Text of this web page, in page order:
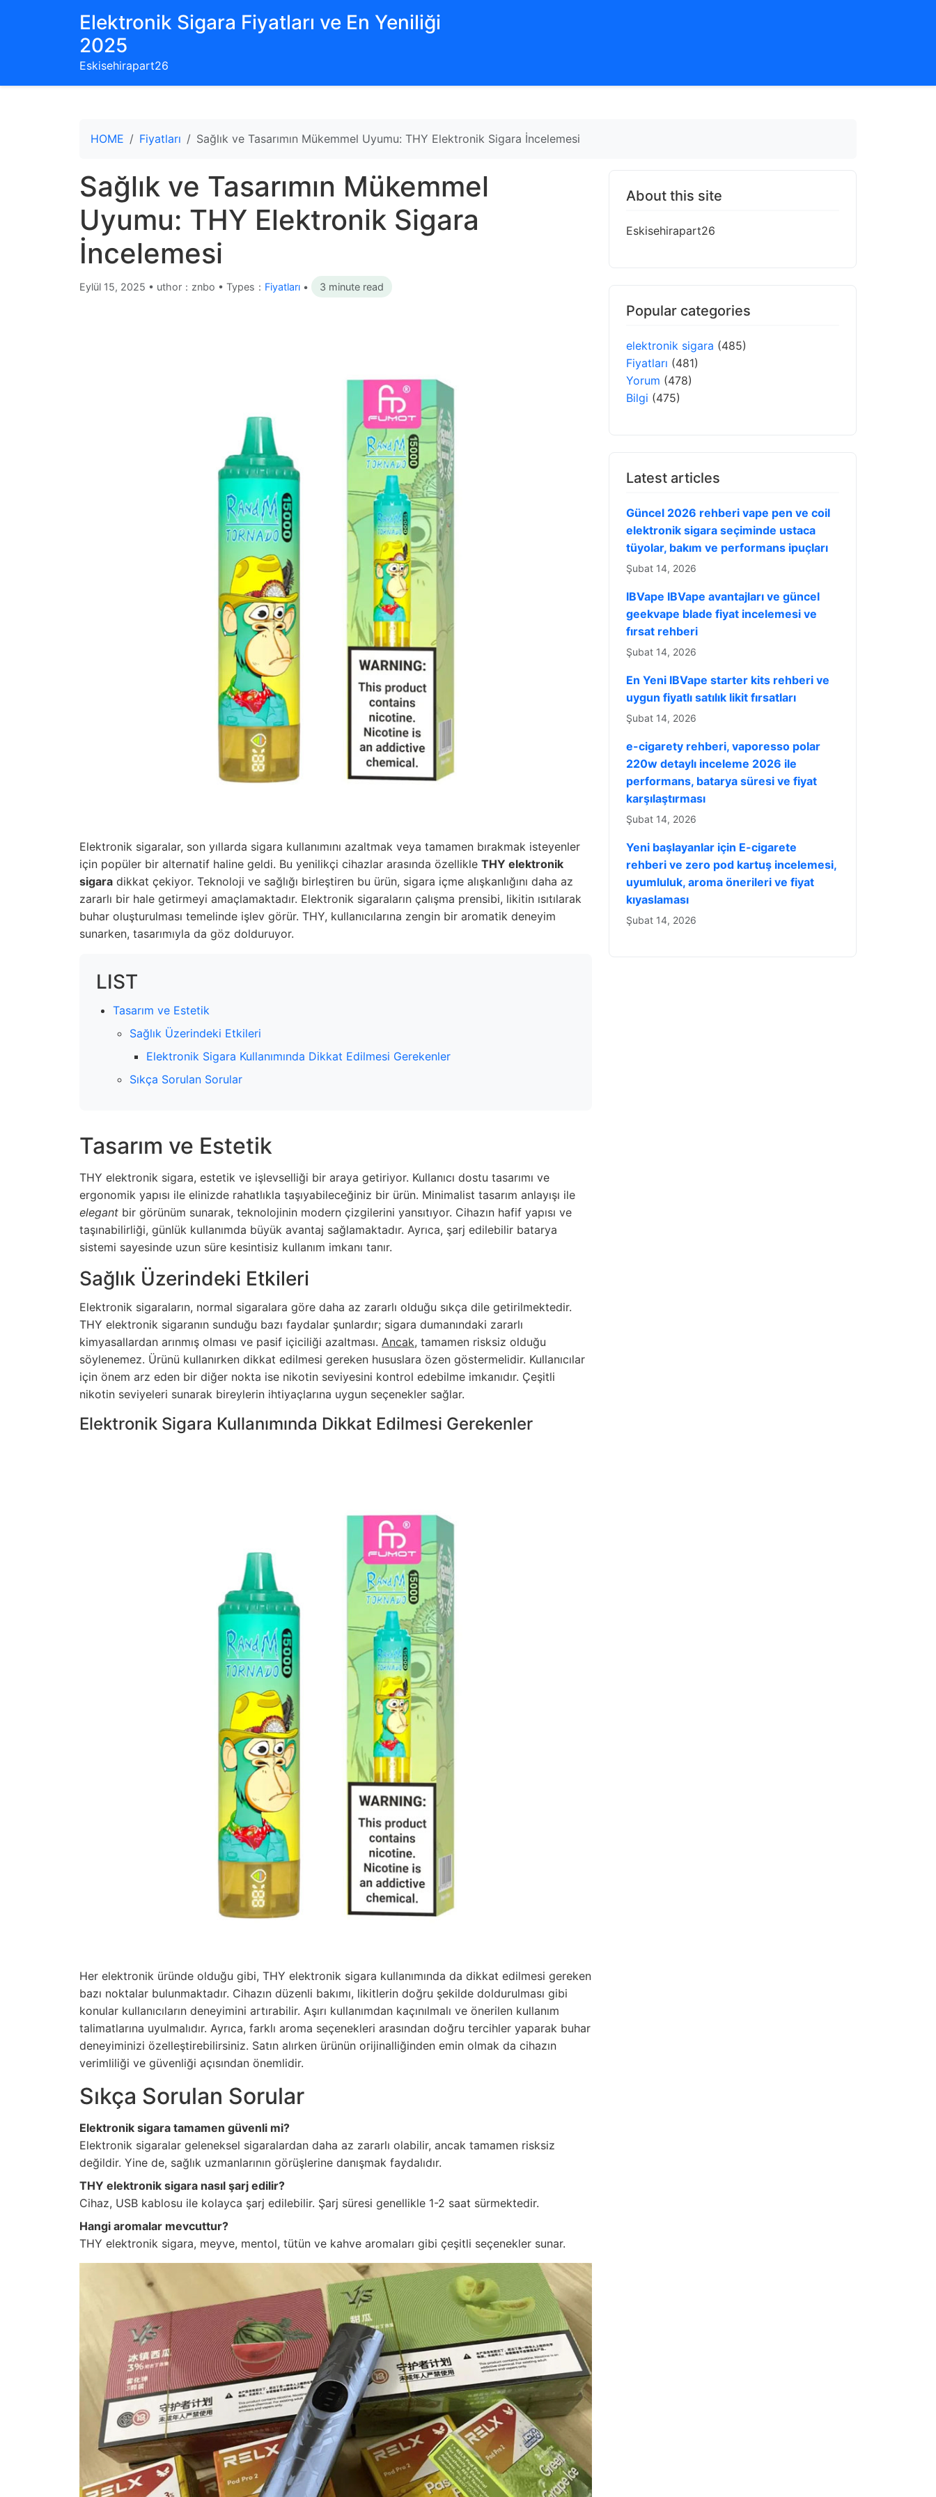
Elektronik Sigara Fiyatları ve En Yeniliği
2025
Eskisehirapart26
HOME Fiyatları Sağlık ve Tasarımın Mükemmel Uyumu: THY Elektronik Sigara İncelemesi
Sağlık ve Tasarımın Mükemmel
Uyumu: THY Elektronik Sigara
İncelemesi
Eylül 15, 2025 • uthor：znbo • Types： Fiyatları • 3 minute read
Elektronik sigaralar, son yıllarda sigara kullanımını azaltmak veya tamamen bırakmak isteyenler
için popüler bir alternatif haline geldi. Bu yenilikçi cihazlar arasında özellikle THY elektronik
sigara dikkat çekiyor. Teknoloji ve sağlığı birleştiren bu ürün, sigara içme alışkanlığını daha az
zararlı bir hale getirmeyi amaçlamaktadır. Elektronik sigaraların çalışma prensibi, likitin ısıtılarak
buhar oluşturulması temelinde işlev görür. THY, kullanıcılarına zengin bir aromatik deneyim
sunarken, tasarımıyla da göz dolduruyor.
LIST
Tasarım ve Estetik
Sağlık Üzerindeki Etkileri
Elektronik Sigara Kullanımında Dikkat Edilmesi Gerekenler
Sıkça Sorulan Sorular
Tasarım ve Estetik
THY elektronik sigara, estetik ve işlevselliği bir araya getiriyor. Kullanıcı dostu tasarımı ve
ergonomik yapısı ile elinizde rahatlıkla taşıyabileceğiniz bir ürün. Minimalist tasarım anlayışı ile
elegant bir görünüm sunarak, teknolojinin modern çizgilerini yansıtıyor. Cihazın hafif yapısı ve
taşınabilirliği, günlük kullanımda büyük avantaj sağlamaktadır. Ayrıca, şarj edilebilir batarya
sistemi sayesinde uzun süre kesintisiz kullanım imkanı tanır.
Sağlık Üzerindeki Etkileri
Elektronik sigaraların, normal sigaralara göre daha az zararlı olduğu sıkça dile getirilmektedir.
THY elektronik sigaranın sunduğu bazı faydalar şunlardır; sigara dumanındaki zararlı
kimyasallardan arınmış olması ve pasif içiciliği azaltması. Ancak, tamamen risksiz olduğu
söylenemez. Ürünü kullanırken dikkat edilmesi gereken hususlara özen göstermelidir. Kullanıcılar
için önem arz eden bir diğer nokta ise nikotin seviyesini kontrol edebilme imkanıdır. Çeşitli
nikotin seviyeleri sunarak bireylerin ihtiyaçlarına uygun seçenekler sağlar.
Elektronik Sigara Kullanımında Dikkat Edilmesi Gerekenler
Her elektronik üründe olduğu gibi, THY elektronik sigara kullanımında da dikkat edilmesi gereken
bazı noktalar bulunmaktadır. Cihazın düzenli bakımı, likitlerin doğru şekilde doldurulması gibi
konular kullanıcıların deneyimini artırabilir. Aşırı kullanımdan kaçınılmalı ve önerilen kullanım
talimatlarına uyulmalıdır. Ayrıca, farklı aroma seçenekleri arasından doğru tercihler yaparak buhar
deneyiminizi özelleştirebilirsiniz. Satın alırken ürünün orijinalliğinden emin olmak da cihazın
verimliliği ve güvenliği açısından önemlidir.
Sıkça Sorulan Sorular
Elektronik sigara tamamen güvenli mi?
Elektronik sigaralar geleneksel sigaralardan daha az zararlı olabilir, ancak tamamen risksiz
değildir. Yine de, sağlık uzmanlarının görüşlerine danışmak faydalıdır.
THY elektronik sigara nasıl şarj edilir?
Cihaz, USB kablosu ile kolayca şarj edilebilir. Şarj süresi genellikle 1-2 saat sürmektedir.
Hangi aromalar mevcuttur?
THY elektronik sigara, meyve, mentol, tütün ve kahve aromaları gibi çeşitli seçenekler sunar.
About this site
Eskisehirapart26
Popular categories
elektronik sigara (485)
Fiyatları (481)
Yorum (478)
Bilgi (475)
Latest articles
Güncel 2026 rehberi vape pen ve coil
elektronik sigara seçiminde ustaca
tüyolar, bakım ve performans ipuçları
Şubat 14, 2026
IBVape IBVape avantajları ve güncel
geekvape blade fiyat incelemesi ve
fırsat rehberi
Şubat 14, 2026
En Yeni IBVape starter kits rehberi ve
uygun fiyatlı satılık likit fırsatları
Şubat 14, 2026
e-cigarety rehberi, vaporesso polar
220w detaylı inceleme 2026 ile
performans, batarya süresi ve fiyat
karşılaştırması
Şubat 14, 2026
Yeni başlayanlar için E-cigarete
rehberi ve zero pod kartuş incelemesi,
uyumluluk, aroma önerileri ve fiyat
kıyaslaması
Şubat 14, 2026